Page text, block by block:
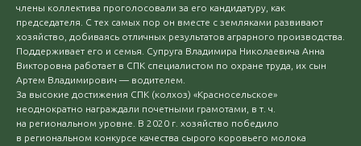
члены коллектива проголосовали за его кандидатуру, как
председателя. С тех самых пор он вместе с земляками развивают
хозяйство, добиваясь отличных результатов аграрного производства.
Поддерживает его и семья. Супруга Владимира Николаевича Анна
Викторовна работает в СПК специалистом по охране труда, их сын
Артем Владимирович — водителем.
За высокие достижения СПК (колхоз) «Красносельское»
неоднократно награждали почетными грамотами, в т. ч.
на региональном уровне. В 2020 г. хозяйство победило
в региональном конкурсе качества сырого коровьего молока